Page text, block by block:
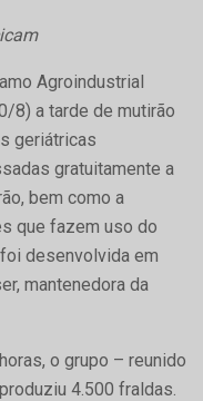
Agroindustrial
8) a tarde de mutirão
geriátricas
gratuitamente a
bem como a
que fazem uso do
desenvolvida em
mantenedora da
o grupo – reunido
4.500 fraldas.